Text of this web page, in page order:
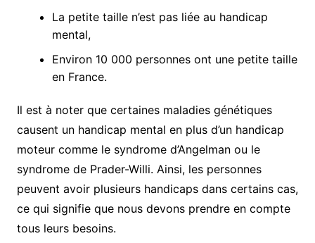
La petite taille n’est pas liée au handicap
mental,
Environ 10 000 personnes ont une petite taille
en France.
Il est à noter que certaines maladies génétiques
causent un handicap mental en plus d’un handicap
moteur comme le syndrome d’Angelman ou le
syndrome de Prader-Willi. Ainsi, les personnes
peuvent avoir plusieurs handicaps dans certains cas,
ce qui signifie que nous devons prendre en compte
tous leurs besoins.